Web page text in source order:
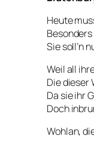
Heute
Sie soll’n
Weil all
Die dieser
Da sie ihr
Doch
Wohlan,